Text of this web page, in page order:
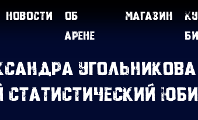
Новости
Об
арене
Магазин
статистический